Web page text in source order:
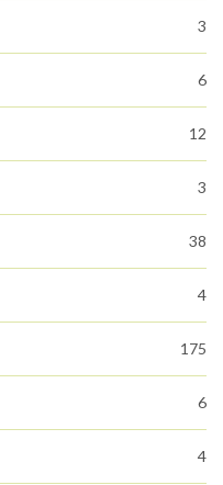
3
6
12
3
38
4
175
6
4